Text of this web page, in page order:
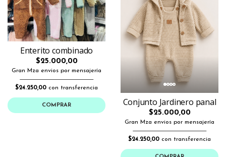
Enterito combinado
$25.000,00
Gran Mza envios por mensajería
$24.250,00 con transferencia
COMPRAR Conjunto Jardinero panal
$25.000,00
Gran Mza envios por mensajería
$24.250,00 con transferencia